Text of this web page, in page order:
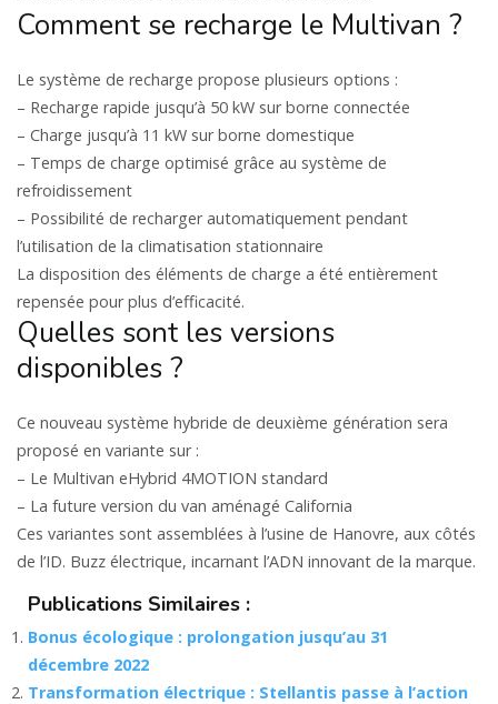
Comment se recharge le Multivan ?
Le système de recharge propose plusieurs options :
– Recharge rapide jusqu’à 50 kW sur borne connectée
– Charge jusqu’à 11 kW sur borne domestique
– Temps de charge optimisé grâce au système de
refroidissement
– Possibilité de recharger automatiquement pendant
l’utilisation de la climatisation stationnaire
La disposition des éléments de charge a été entièrement
repensée pour plus d’efficacité.
Quelles sont les versions
disponibles ?
Ce nouveau système hybride de deuxième génération sera
proposé en variante sur :
– Le Multivan eHybrid 4MOTION standard
– La future version du van aménagé California
Ces variantes sont assemblées à l’usine de Hanovre, aux côtés
de l’ID. Buzz électrique, incarnant l’ADN innovant de la marque.
Publications Similaires :
Bonus écologique : prolongation jusqu’au 31
décembre 2022
Transformation électrique : Stellantis passe à l’action